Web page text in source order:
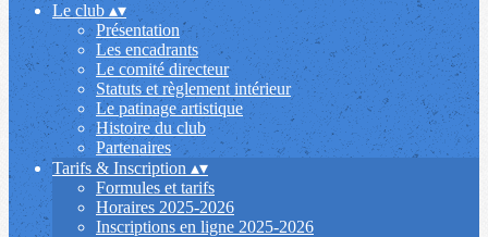
Le club ▴▾
Présentation
Les encadrants
Le comité directeur
Statuts et règlement intérieur
Le patinage artistique
Histoire du club
Partenaires
Tarifs & Inscription ▴▾
Formules et tarifs
Horaires 2025-2026
Inscriptions en ligne 2025-2026